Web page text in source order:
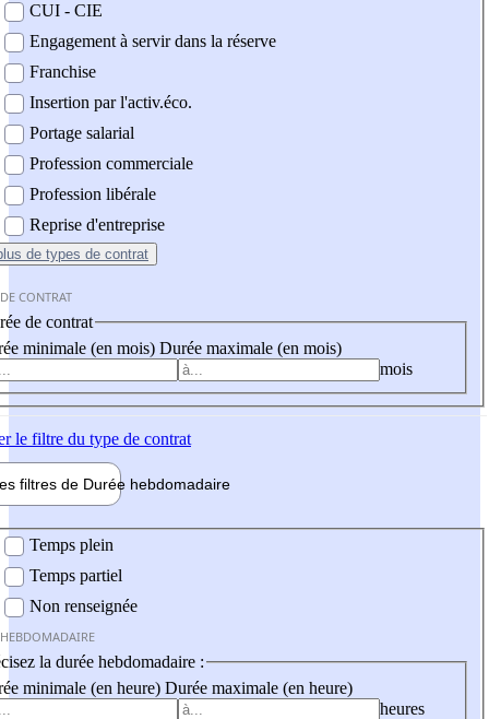
CUI - CIE
Engagement à servir dans la réserve
Franchise
Insertion par l'activ.éco.
Portage salarial
Profession commerciale
Profession libérale
Reprise d'entreprise
de types de contrat
CONTRAT
de contrat
minimale (en mois) Durée maximale (en mois)
mois
le filtre du type de contrat
filtres de Durée hebdomadaire
Temps plein
Temps partiel
Non renseignée
la durée hebdomadaire :
minimale (en heure) Durée maximale (en heure)
heures